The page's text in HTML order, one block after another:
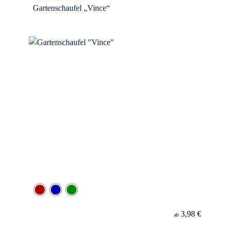
Gartenschaufel „Vince“
ab 3,98 €